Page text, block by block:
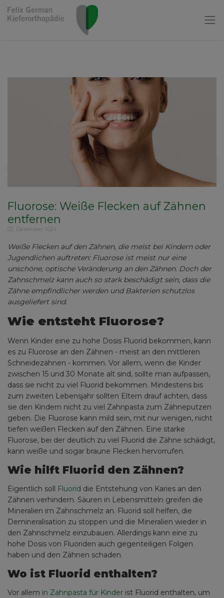
Fluorose: Weiße Flecken auf Zähnen
entfernen
02. Dezember 2024
Weiße Flecken auf den Zähnen, die meist bei Kindern oder
Jugendlichen auftreten: Fluorose ist meist nur eine
unschöne, optische Veränderung an den Zähnen. Doch der
Zahnschmelz kann auch so stark beschädigt sein, dass die
Zähne empfindlicher werden und Bakterien schutzlos
ausgeliefert sind.
Wie entsteht Fluorose?
Wenn Kinder eine zu hohe Dosis Fluorid bekommen, kann
es zu Fluorose an den Zähnen - meist an den mittleren
Schneidezähnen - kommen. Vor allem, wenn die Kinder
zwischen 15 und 30 Monate alt sind, sollte man aufpassen,
dass sie nicht zu viel Fluorid bekommen. Mindestens bis
zum zweiten Lebensjahr sollten Eltern drauf achten, dass
sie den Kindern nicht zu viel Zahnpasta zum Zähneputzen
geben. Die Fluorose kann mild sein, mit nur wenigen, nicht
tiefen weißen Flecken auf den Zähnen. Eine starke
Fluorose, bei der deutlich zu viel Fluorid die Zähne schädigt,
kann weiße und sogar braune Flecken hervorrufen.
Wie hilft Fluorid den Zähnen?
Eigentlich soll Fluorid die Entstehung von Karies an den
Zähnen verhindern. Säuren in Lebensmitteln greifen die
Mineralien im Zahnschmelz an. Fluorid soll helfen, die
Demineralisation zu stoppen und die Mineralien wieder in
den Zahnschmelz einzubauen. Allerdings kann eine zu
hohe Dosis von Fluoriden auch gegenteiligen Folgen
haben und den Zähnen schaden.
Wo ist Fluorid enthalten?
Vor allem in Zahnpasta für Kinder ist Fluorid enthalten, um